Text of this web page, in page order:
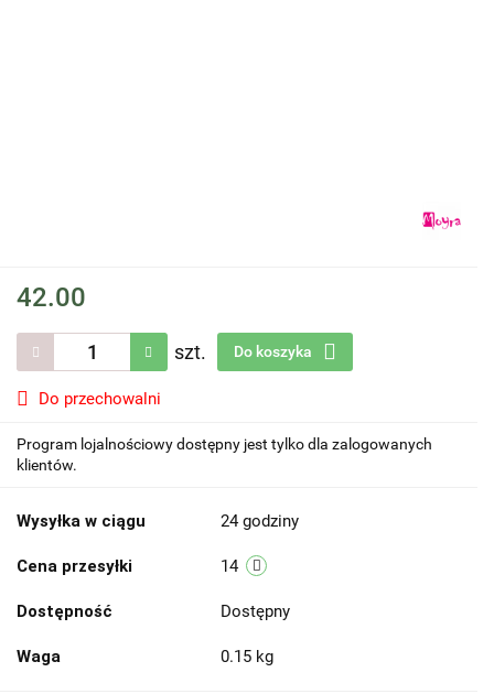
42.00
szt. Do koszyka
Do przechowalni
Program lojalnościowy dostępny jest tylko dla zalogowanych
klientów.
Wysyłka w ciągu 24 godziny
Cena przesyłki 14
Dostępność Dostępny
Waga 0.15 kg